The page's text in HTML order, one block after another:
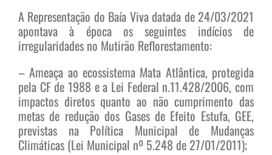
A Representação do Baía Viva datada de 24/03/2021
apontava à época os seguintes indícios de
irregularidades no Mutirão Reflorestamento:
– Ameaça ao ecossistema Mata Atlântica, protegida
pela CF de 1988 e a Lei Federal n.11.428/2006, com
impactos diretos quanto ao não cumprimento das
metas de redução dos Gases de Efeito Estufa, GEE,
previstas na Política Municipal de Mudanças
Climáticas (Lei Municipal nº 5.248 de 27/01/2011);